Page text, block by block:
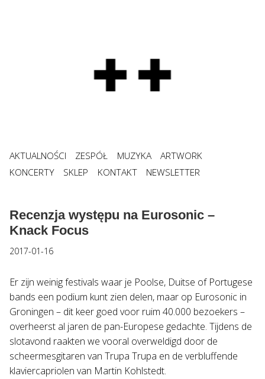
AKTUALNOŚCI ZESPÓŁ MUZYKA
ARTWORK
KONCERTY
SKLEP KONTAKT NEWSLETTER
Recenzja występu na Eurosonic –
Knack Focus
2017-01-16
Er zijn weinig festivals waar je Poolse, Duitse of Portugese
bands een podium kunt zien delen, maar op Eurosonic in
Groningen – dit keer goed voor ruim 40.000 bezoekers –
overheerst al jaren de pan-Europese gedachte. Tijdens de
slotavond raakten we vooral overweldigd door de
scheermesgitaren van Trupa Trupa en de verbluffende
klaviercapriolen van Martin Kohlstedt.